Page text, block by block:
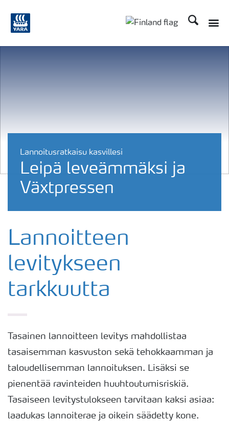
Etsi
Lannoitusratkaisu kasvillesi
Leipä leveämmäksi ja
Växtpressen
Lannoitteen
levitykseen
tarkkuutta
Tasainen lannoitteen levitys mahdollistaa
tasaisemman kasvuston sekä tehokkaamman ja
taloudellisemman lannoituksen. Lisäksi se
pienentää ravinteiden huuhtoutumisriskiä.
Tasaiseen levitystulokseen tarvitaan kaksi asiaa:
laadukas lannoiterae ja oikein säädetty kone.